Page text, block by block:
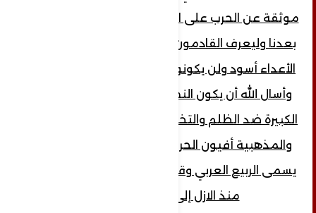
موثقة عن الحرب على اليمن لتبقى لاولادنا من
بعدنا وليعرف القادمون من الأجيال بأن ماضي
الأعداء أسود ولن يكونوا أصدقاء مهما حصل.
وأسال الله أن يكون النصر حليفنا في معركتنا
الكبيرة ضد الظلم والتخلف والتفرقة والطائفية
والمذهبية أفيون الحروب التي اعتمدوها بما
يسمى الربيع العربي وقتلوا فيها الشجر والحجر
منذ الازل إلى يومنا هذا.